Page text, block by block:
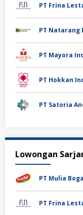
PT Frina
PT Natarang
PT Mayora
PT Hokkan
PT Satoria
Lowongan
PT Mulia
PT Frina